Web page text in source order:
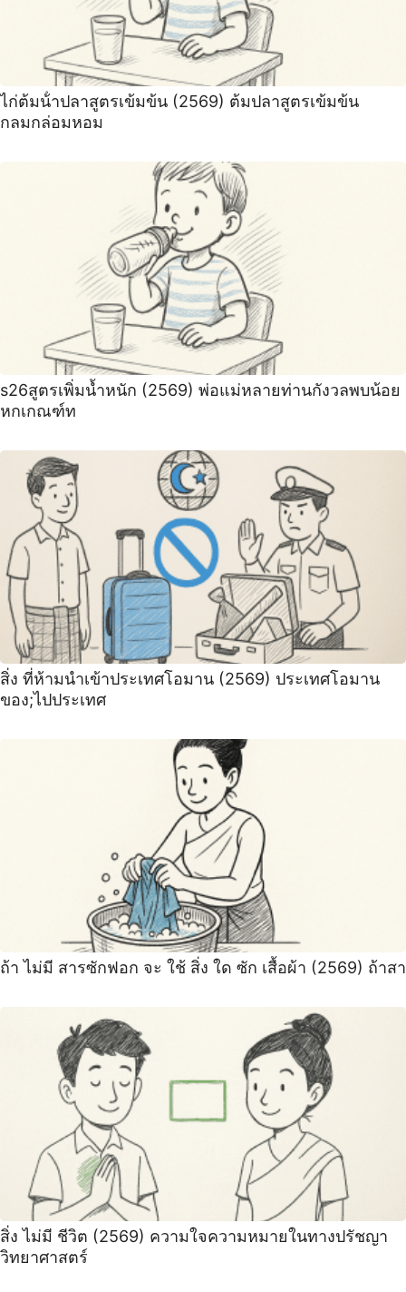
ไก่ต้มน้ําปลาสูตรเข้มข้น (2569) ต้มปลาสูตรเข้มข้น
กลมกล่อมหอม
s26สูตรเพิ่มน้ำหนัก (2569) พ่อแม่หลายท่านกังวลพบน้อย
หกเกณฑ์ท
สิ่ง ที่ห้ามนำเข้าประเทศโอมาน (2569) ประเทศโอมาน
ของ;ไปประเทศ
ถ้า ไม่มี สารซักฟอก จะ ใช้ สิ่ง ใด ซัก เสื้อผ้า (2569) ถ้าสา
สิ่ง ไม่มี ชีวิต (2569) ความใจความหมายในทางปรัชญา
วิทยาศาสตร์